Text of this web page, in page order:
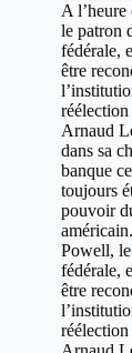
A
le patron
fédérale,
être
Arnaud
dans sa
banque
toujours
pouvoir
Powell,
fédérale,
être